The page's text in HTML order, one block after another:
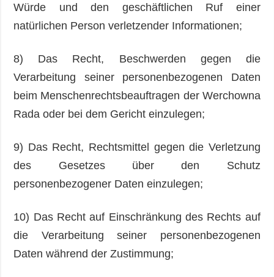
Würde und den geschäftlichen Ruf einer
natürlichen Person verletzender Informationen;
8) Das Recht, Beschwerden gegen die
Verarbeitung seiner personenbezogenen Daten
beim Menschenrechtsbeauftragen der Werchowna
Rada oder bei dem Gericht einzulegen;
9) Das Recht, Rechtsmittel gegen die Verletzung
des Gesetzes über den Schutz
personenbezogener Daten einzulegen;
10) Das Recht auf Einschränkung des Rechts auf
die Verarbeitung seiner personenbezogenen
Daten während der Zustimmung;